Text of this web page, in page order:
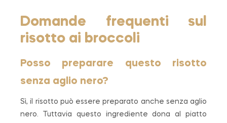
Domande frequenti sul
risotto ai broccoli
Posso preparare questo risotto
senza aglio nero?
Sì, il risotto può essere preparato anche senza aglio
nero. Tuttavia questo ingrediente dona al piatto